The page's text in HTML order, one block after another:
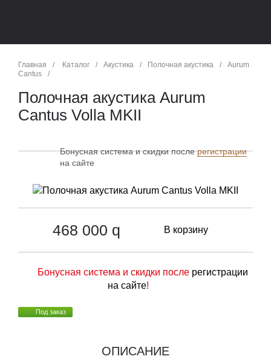
Главная / Каталог / Акустика / Полочная акустика /
Aurum
Cantus
/
Полочная акустика Aurum
Cantus Volla MKII
Бонусная система и скидки послерегистрации
на сайте
468 000 q В корзину
Бонусная система и скидки после регистрации
на сайте!
Под заказ
ОПИСАНИЕ